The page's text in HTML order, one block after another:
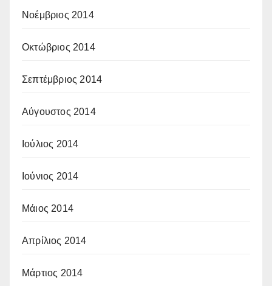
Νοέμβριος 2014
Οκτώβριος 2014
Σεπτέμβριος 2014
Αύγουστος 2014
Ιούλιος 2014
Ιούνιος 2014
Μάιος 2014
Απρίλιος 2014
Μάρτιος 2014